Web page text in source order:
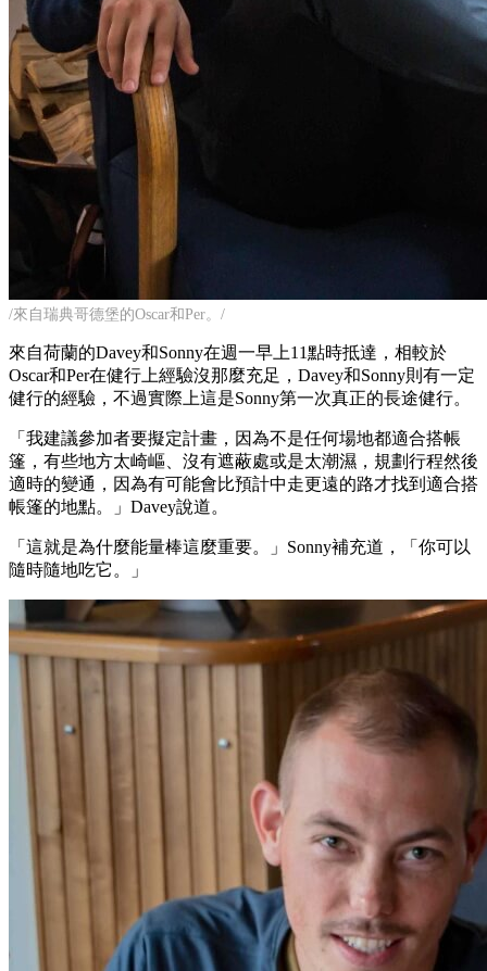
/來自瑞典哥德堡的Oscar和Per。/
來自荷蘭的Davey和Sonny在週一早上11點時抵達，相較於
Oscar和Per在健行上經驗沒那麼充足，Davey和Sonny則有一定
健行的經驗，不過實際上這是Sonny第一次真正的長途健行。
「我建議參加者要擬定計畫，因為不是任何場地都適合搭帳
篷，有些地方太崎嶇、沒有遮蔽處或是太潮濕，規劃行程然後
適時的變通，因為有可能會比預計中走更遠的路才找到適合搭
帳篷的地點。」Davey說道。
「這就是為什麼能量棒這麼重要。」Sonny補充道，「你可以
隨時隨地吃它。」